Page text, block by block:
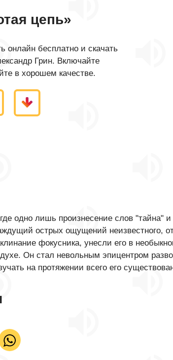
цепь»
онлайн бесплатно и скачать
Грин. Включайте
в хорошем качестве.
одно лишь произнесение слов "тайна"
острых ощущений неизвестного,
фокусника, унесли его в
Он стал невольным эпицентром
на протяжении всего его